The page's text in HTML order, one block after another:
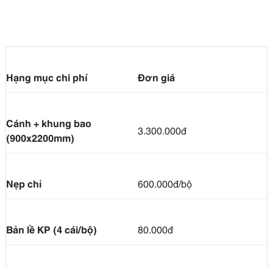
Hạng mục chi phí Đơn giá
Cánh + khung bao
(900x2200mm)
3.300.000đ
Nẹp chỉ 600.000đ/bộ
Bản lề KP (4 cái/bộ) 80.000đ